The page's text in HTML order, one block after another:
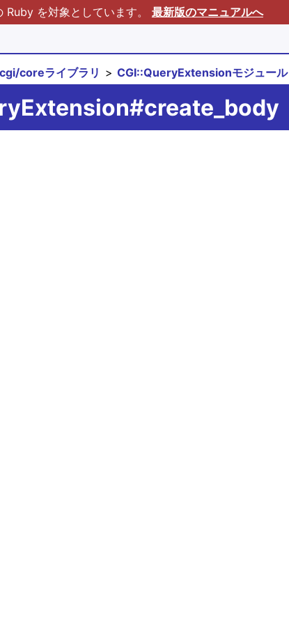
を対象としています。 最新版のマニュアルへ
cgi/coreライブラリ CGI::QueryExtensionモジュール